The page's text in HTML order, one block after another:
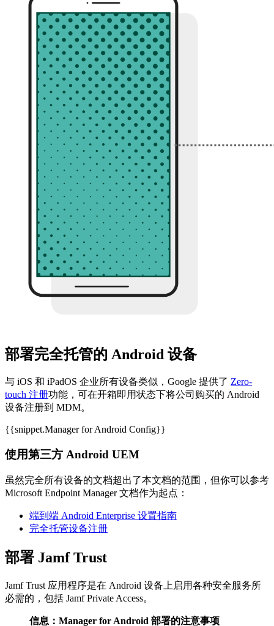
部署完全托管的 Android 设备
与 iOS 和 iPadOS 企业所有设备类似，Google 提供了 Zero-
touch 注册功能，可在开箱即用状态下将公司购买的 Android
设备注册到 MDM。
{{snippet.Manager for Android Config}}
使用第三方 Android UEM
虽然完全所有设备的文档超出了本文档的范围，但你可以参考
Microsoft Endpoint Manager 文档作为起点：
端到端 Android Enterprise 设置指南
完全托管设备注册
部署 Jamf Trust
Jamf Trust 应用程序是在 Android 设备上启用各种安全服务所
必需的，包括 Jamf Private Access。
信息：Manager for Android 部署的注意事项